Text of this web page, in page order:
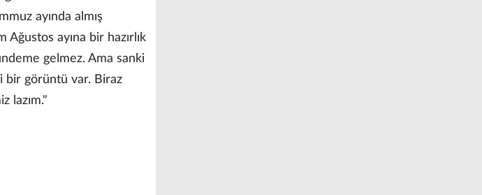
ayında almış
ayına bir hazırlık
gelmez. Ama sanki
bir görüntü var. Biraz
lazım."